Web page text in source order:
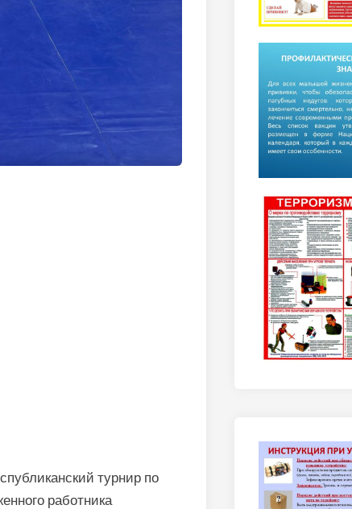
турнир по
работника